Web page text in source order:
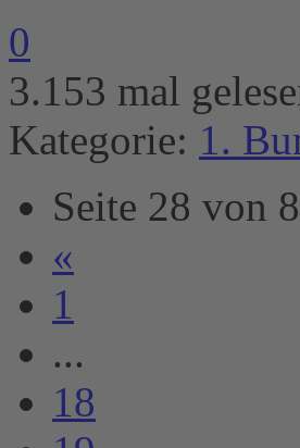
0
3.153 mal
Kategorie: 1.
Seite 28 von
«
1
...
18